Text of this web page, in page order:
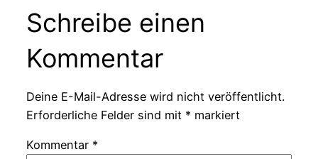
Schreibe einen
Kommentar
Deine E-Mail-Adresse wird nicht veröffentlicht.
Erforderliche Felder sind mit * markiert
Kommentar *